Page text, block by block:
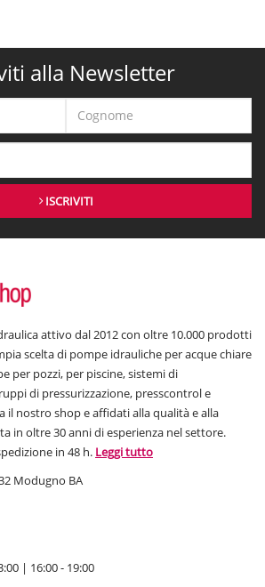
alla Newsletter
ISCRIVITI
attivo dal 2012 con oltre 10.000 prodotti
scelta di pompe idrauliche per acque chiare
per pozzi, per piscine, sistemi di
di pressurizzazione, presscontrol e
il nostro shop e affidati alla qualità e alla
in oltre 30 anni di esperienza nel settore.
in 48 h. Leggi tutto
Modugno BA
| 16:00 - 19:00